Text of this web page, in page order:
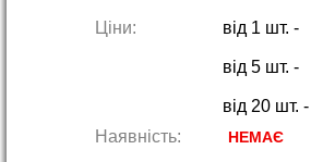
Ціни: від 1 шт. -
від 5 шт. -
від 20 шт. -
Наявність: НЕМАЄ